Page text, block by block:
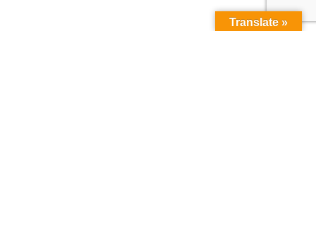
Translate »